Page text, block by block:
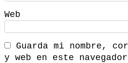
Web
Guarda mi nombre,
y web en este